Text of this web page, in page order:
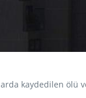
kaydedilen ölü